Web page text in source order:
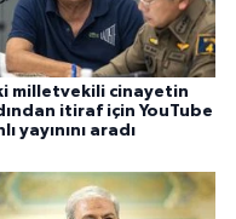
milletvekili cinayetin
itiraf için YouTube
yayınını aradı